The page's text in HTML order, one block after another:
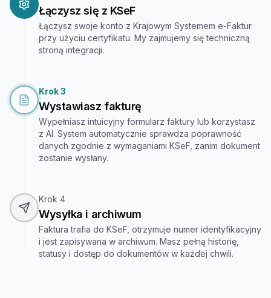
Łączysz się z KSeF
Łączysz swoje konto z Krajowym Systemem e-Faktur
przy użyciu certyfikatu. My zajmujemy się techniczną
stroną integracji.
Krok 3
Wystawiasz fakturę
Wypełniasz intuicyjny formularz faktury lub korzystasz
z AI. System automatycznie sprawdza poprawność
danych zgodnie z wymaganiami KSeF, zanim dokument
zostanie wysłany.
Krok 4
Wysyłka i archiwum
Faktura trafia do KSeF, otrzymuje numer identyfikacyjny
i jest zapisywana w archiwum. Masz pełną historię,
statusy i dostęp do dokumentów w każdej chwili.